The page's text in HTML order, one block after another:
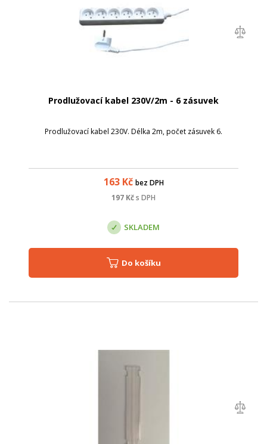
Prodlužovací kabel 230V/2m - 6 zásuvek
Prodlužovací kabel 230V. Délka 2m, počet zásuvek 6.
163Kč bez DPH
197 Kčs DPH
SKLADEM
Do košíku